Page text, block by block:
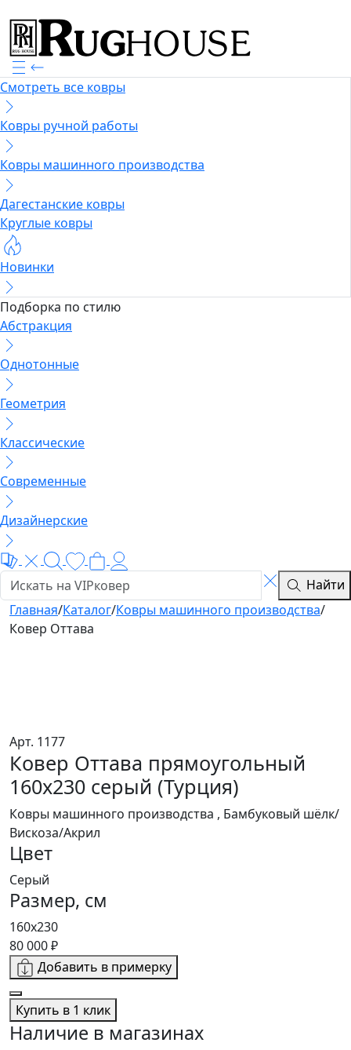
Смотреть все ковры
Ковры ручной работы
Ковры машинного производства
Дагестанские ковры
Круглые ковры
Новинки
Подборка по стилю
Абстракция
Однотонные
Геометрия
Классические
Современные
Дизайнерские
Найти
Главная/Каталог/Ковры машинного производства/
Ковер Оттава
Арт. 1177
Ковер Оттава прямоугольный
160х230 серый (Турция)
Ковры машинного производства , Бамбуковый шёлк/
Вискоза/Акрил
Цвет
Серый
Размер, см
160х230
80 000 ₽
Добавить в примерку
Купить в 1 клик
Наличие в магазинах